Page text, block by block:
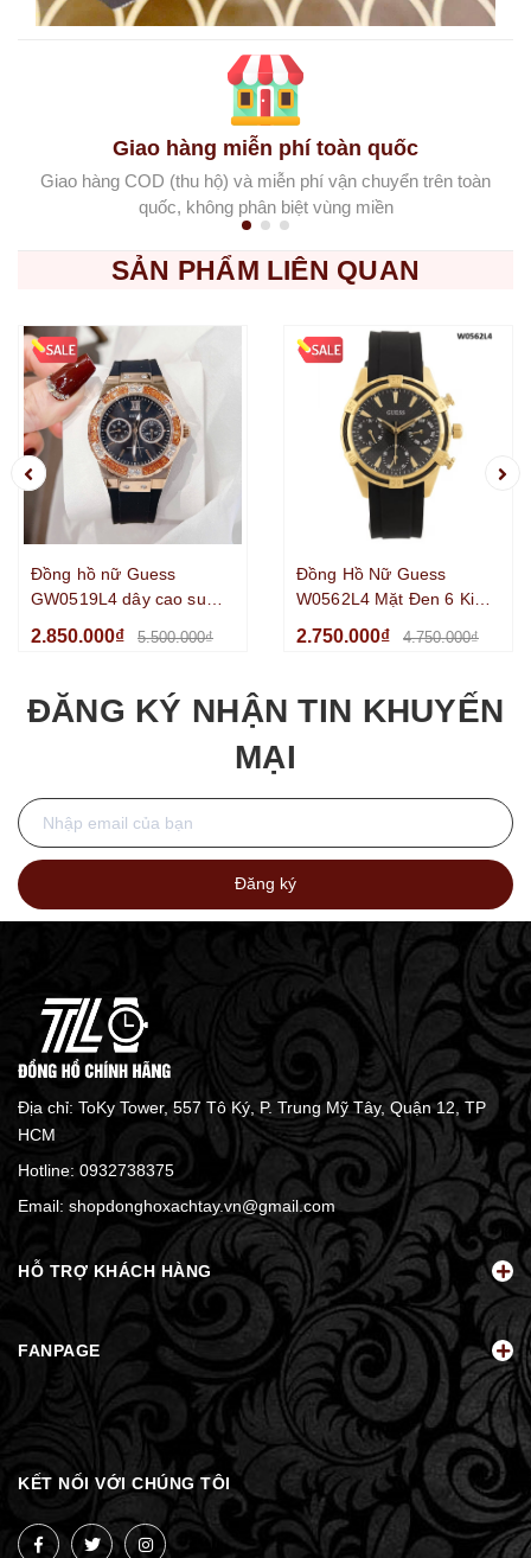
Giao hàng miễn phí toàn quốc
Giao hàng COD (thu hộ) và miễn phí vận chuyển trên toàn
quốc, không phân biệt vùng miền
SẢN PHẨM LIÊN QUAN
Đồng hồ nữ Guess
GW0519L4 dây cao su
Quartz Japan
2.850.000₫ 5.500.000₫
Đồng Hồ Nữ Guess
W0562L4 Mặt Đen 6 Kim
Loại Mạ Vàng Size 34mm
2.750.000₫ 4.750.000₫
ĐĂNG KÝ NHẬN TIN KHUYẾN
MẠI
Đăng ký
Địa chỉ: ToKy Tower, 557 Tô Ký, P. Trung Mỹ Tây, Quận 12, TP
HCM
Hotline: 0932738375
Email: shopdonghoxachtay.vn@gmail.com
HỖ TRỢ KHÁCH HÀNG
FANPAGE
KẾT NỐI VỚI CHÚNG TÔI